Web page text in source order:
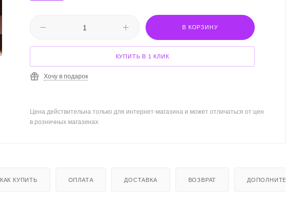
В КОРЗИНУ
КУПИТЬ В 1 КЛИК
Хочу в подарок
Цена действительна только для интернет-магазина и может отличаться от цен
в розничных магазинах
КАК КУПИТЬ ОПЛАТА ДОСТАВКА ВОЗВРАТ